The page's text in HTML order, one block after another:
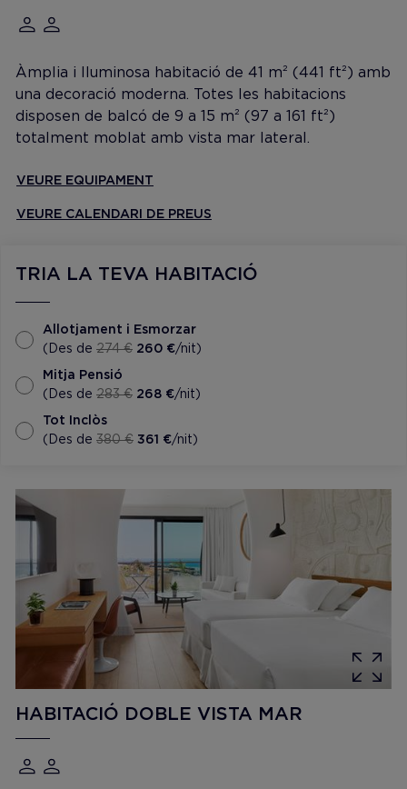
Àmplia i lluminosa habitació de 41 m² (441 ft²) amb
una decoració moderna. Totes les habitacions
disposen de balcó de 9 a 15 m² (97 a 161 ft²)
totalment moblat amb vista mar lateral.
VEURE EQUIPAMENT
VEURE CALENDARI DE PREUS
TRIA LA TEVA HABITACIÓ
Allotjament i Esmorzar
(Des de 274 € 260 €/nit)
Mitja Pensió
(Des de 283 € 268 €/nit)
Tot Inclòs
(Des de 380 € 361 €/nit)
HABITACIÓ DOBLE VISTA MAR